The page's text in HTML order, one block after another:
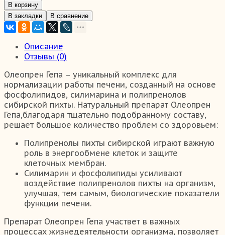
В корзину
В закладки
В сравнение
Описание
Отзывы (0)
Олеопрен Гепа – уникальный комплекс для
нормализации работы печени, созданный на основе
фосфолипидов, силимарина и полипренолов
сибирской пихты. Натуральный препарат Олеопрен
Гепа,благодаря тщательно подобранному составу,
решает большое количество проблем со здоровьем:
Полипренолы пихты сибирской играют важную
роль в энергообмене клеток и защите
клеточных мембран.
Силимарин и фосфолипиды усиливают
воздействие полипренолов пихты на организм,
улучшая, тем самым, биологические показатели
функции печени.
Препарат Олеопрен Гепа участвет в важных
процессах жизнедеятельности организма, позволяет